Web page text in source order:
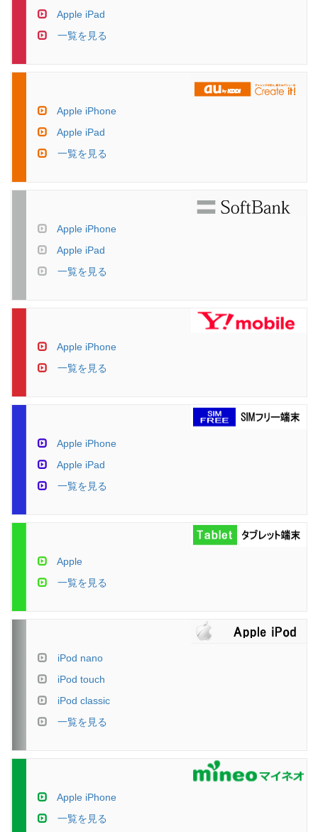
Apple iPad
一覧を見る
Apple iPhone
Apple iPad
一覧を見る
Apple iPhone
Apple iPad
一覧を見る
Apple iPhone
一覧を見る
Apple iPhone
Apple iPad
一覧を見る
Apple
一覧を見る
iPod nano
iPod touch
iPod classic
一覧を見る
Apple iPhone
一覧を見る